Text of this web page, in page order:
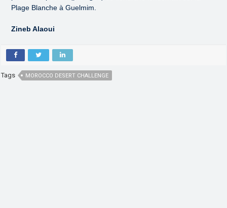
Plage Blanche à Guelmim.
Zineb Alaoui
Tags MOROCCO DESERT CHALLENGE